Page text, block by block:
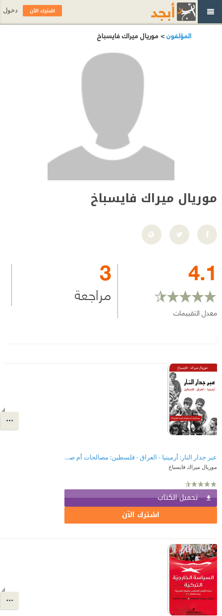
المؤلفون> موريال ميراك فايسباخ
موريال ميراك فايسباخ
4.1
معدل التقييمات
3
مراجعة
عبر جدار النار: أرمينيا - العراق - فلسطين: مصالحات أم صفقات تحت الطاولة؟!
موريال ميراك فايسباخ
تحميل الكتاب
اشترك الآن
اشترك الآن دخول